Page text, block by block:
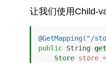
让我们使用Child-
@GetMapping("/
public String
Store store =